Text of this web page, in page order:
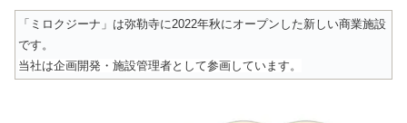
「ミロクジーナ」は弥勒寺に2022年秋にオープンした新しい商業施設
です。
当社は企画開発・施設管理者として参画しています。